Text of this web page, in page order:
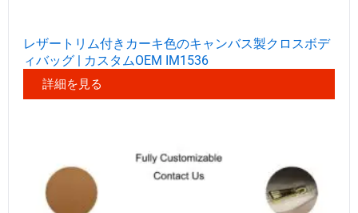
レザートリム付きカーキ色のキャンバス製クロスボデ
ィバッグ | カスタムOEM IM1536
詳細を見る